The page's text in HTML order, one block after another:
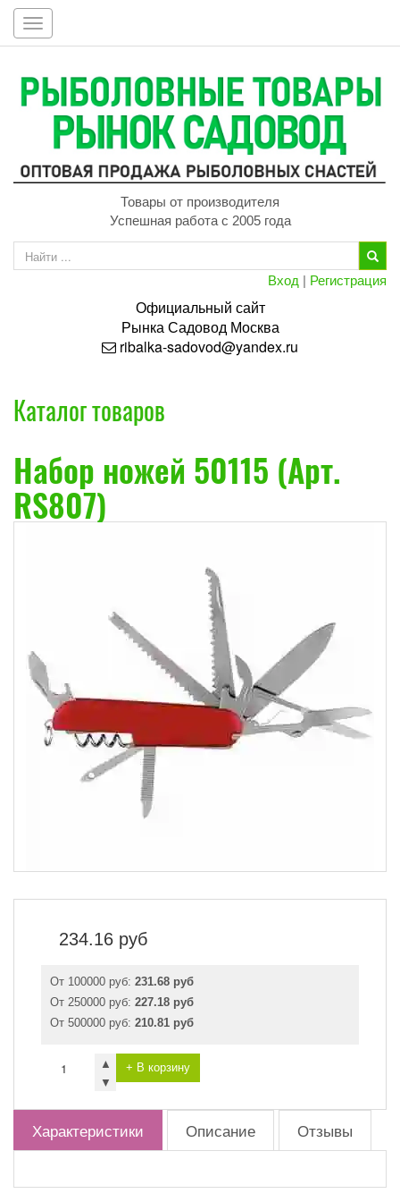
Toggle
navigation
Товары от производителя
Успешная работа с 2005 года
Вход | Регистрация
Официальный сайт
РынкаСадовод Москва
ribalka-sadovod@yandex.ru
Каталог товаров
Набор ножей 50115 (Арт.
RS807)
234.16 руб
От 100000 руб: 231.68 руб
От 250000 руб: 227.18 руб
От 500000 руб: 210.81 руб
▲
▼
+ В корзину
Характеристики Описание Отзывы